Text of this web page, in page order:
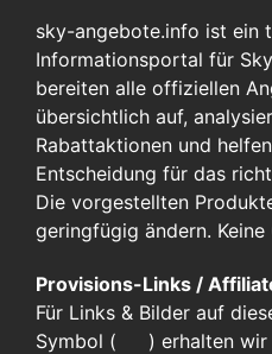
sky-angebote.info ist ein
Informationsportal für
bereiten alle offiziellen
übersichtlich auf,
Rabattaktionen und
Entscheidung für das
Die vorgestellten
geringfügig ändern.
Provisions-Links /
Für Links & Bilder auf
Symbol (
) erhalten wir